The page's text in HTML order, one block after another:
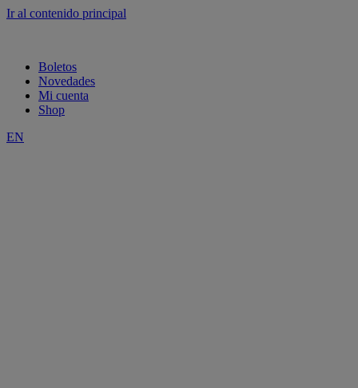
Ir al contenido principal
Boletos
Novedades
Mi cuenta
Shop
EN